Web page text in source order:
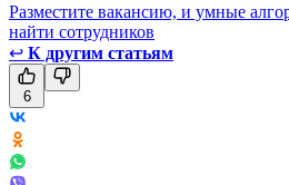
Разместите вакансию, и умные
найти сотрудников
↩ К другим статьям
6